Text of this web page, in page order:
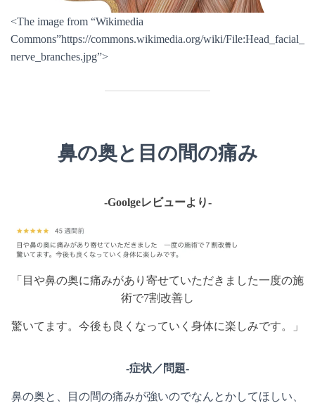
<The image from “Wikimedia
Commons”https://commons.wikimedia.org/wiki/File:Head_facial_
nerve_branches.jpg”>
鼻の奥と目の間の痛み
-Goolgeレビューより-
「目や鼻の奥に痛みがあり寄せていただきました一度の施
術で7割改善し
驚いてます。今後も良くなっていく身体に楽しみです。」
-症状／問題-
鼻の奥と、目の間の痛みが強いのでなんとかしてほしい、